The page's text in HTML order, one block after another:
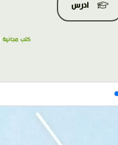
ادرس
كتب مجانية